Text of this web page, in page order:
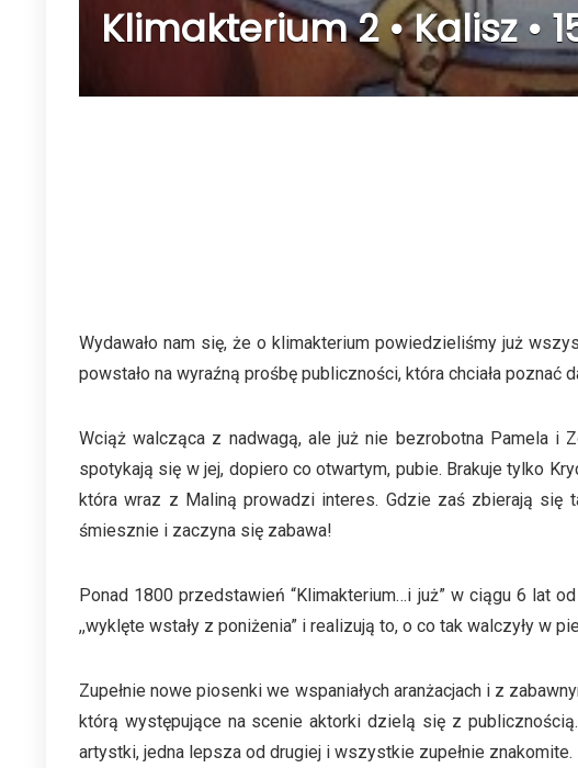
Klimakterium 2 • Kalisz •
Wydawało nam się, że o klimakterium powiedzieliśmy już
powstało na wyraźną prośbę publiczności, która chciała poznać
Wciąż walcząca z nadwagą, ale już nie bezrobotna Pamela i
spotykają się w jej, dopiero co otwartym, pubie. Brakuje tylko
która wraz z Maliną prowadzi interes. Gdzie zaś zbierają się
śmiesznie i zaczyna się zabawa!
Ponad 1800 przedstawień “Klimakterium…i już” w ciągu 6 lat
,,wyklęte wstały z poniżenia” i realizują to, o co tak walczyły w
Zupełnie nowe piosenki we wspaniałych aranżacjach i z
którą występujące na scenie aktorki dzielą się z
artystki, jedna lepsza od drugiej i wszystkie zupełnie znakomite.